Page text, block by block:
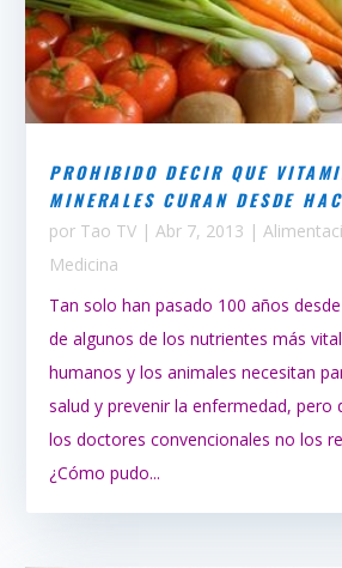
PROHIBIDO DECIR QUE
MINERALES CURAN DESDE
por Tao TV | Abr 7, 2013 |
Medicina
Tan solo han pasado 100 años
de algunos de los nutrientes más
humanos y los animales necesitan
salud y prevenir la enfermedad, pero
los doctores convencionales no los
¿Cómo pudo...